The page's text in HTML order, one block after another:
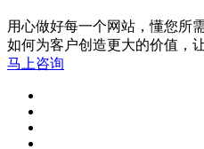
用心做好每一个网站，懂您所
如何为客户创造更大的价值，
马上咨询